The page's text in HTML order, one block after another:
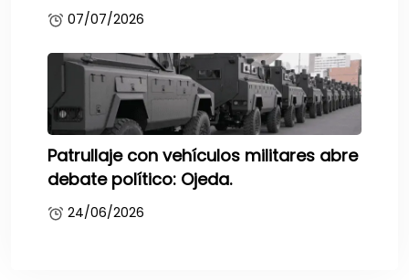
07/07/2026
Patrullaje con vehículos militares abre
debate político: Ojeda.
24/06/2026